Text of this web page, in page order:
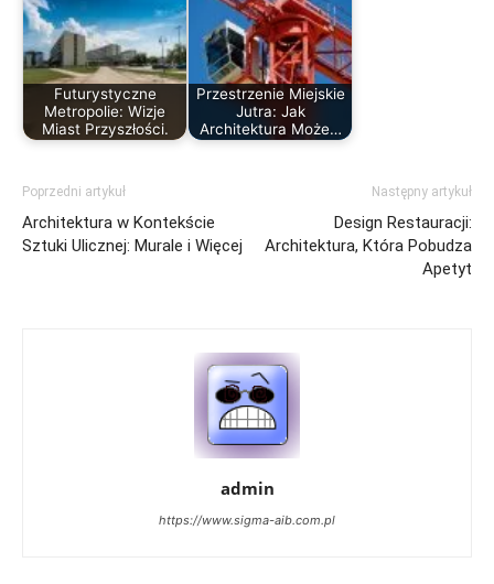
Futurystyczne
Metropolie: Wizje
Miast Przyszłości.
Przestrzenie Miejskie
Jutra: Jak
Architektura Może…
Poprzedni artykuł
Architektura w Kontekście
Sztuki Ulicznej: Murale i Więcej
Następny artykuł
Design Restauracji:
Architektura, Która Pobudza
Apetyt
admin
https://www.sigma-aib.com.pl